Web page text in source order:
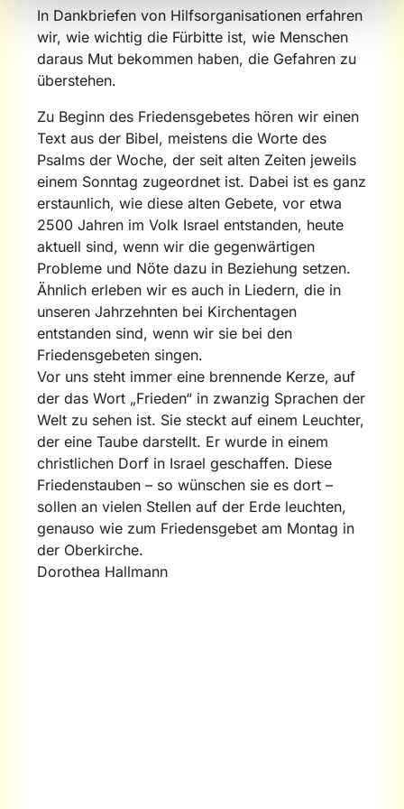
In Dankbriefen von Hilfsorganisationen erfahren
wir, wie wichtig die Fürbitte ist, wie Menschen
daraus Mut bekommen haben, die Gefahren zu
überstehen.
Zu Beginn des Friedensgebetes hören wir einen
Text aus der Bibel, meistens die Worte des
Psalms der Woche, der seit alten Zeiten jeweils
einem Sonntag zugeordnet ist. Dabei ist es ganz
erstaunlich, wie diese alten Gebete, vor etwa
2500 Jahren im Volk Israel entstanden, heute
aktuell sind, wenn wir die gegenwärtigen
Probleme und Nöte dazu in Beziehung setzen.
Ähnlich erleben wir es auch in Liedern, die in
unseren Jahrzehnten bei Kirchentagen
entstanden sind, wenn wir sie bei den
Friedensgebeten singen.
Vor uns steht immer eine brennende Kerze, auf
der das Wort „Frieden“ in zwanzig Sprachen der
Welt zu sehen ist. Sie steckt auf einem Leuchter,
der eine Taube darstellt. Er wurde in einem
christlichen Dorf in Israel geschaffen. Diese
Friedenstauben – so wünschen sie es dort –
sollen an vielen Stellen auf der Erde leuchten,
genauso wie zum Friedensgebet am Montag in
der Oberkirche.
Dorothea Hallmann